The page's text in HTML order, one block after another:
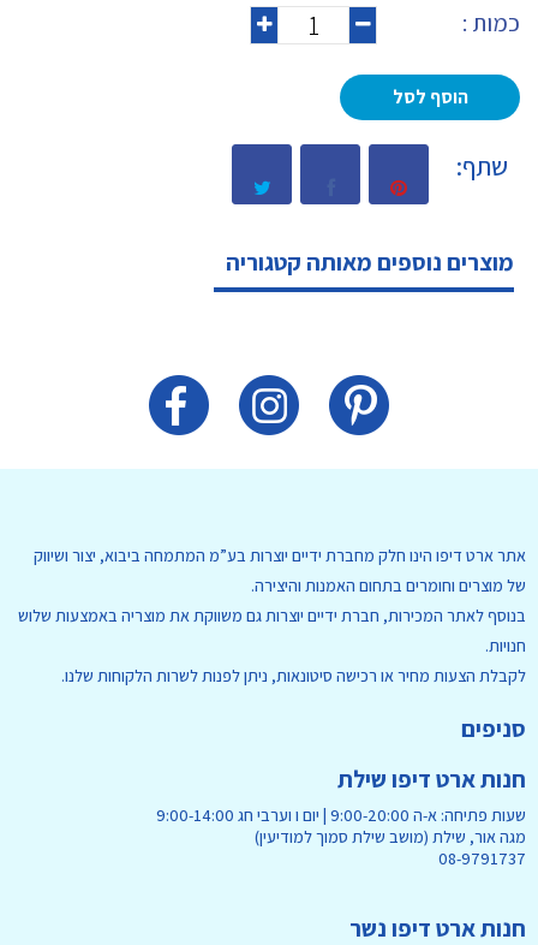
כמות :
הוסף לסל
שתף:
מוצרים נוספים מאותה קטגוריה
אתר ארט דיפו הינו חלק מחברת ידיים יוצרות בע”מ המתמחה ביבוא, יצור ושיווק
של מוצרים וחומרים בתחום האמנות והיצירה.
בנוסף לאתר המכירות, חברת ידיים יוצרות גם משווקת את מוצריה באמצעות שלוש
חנויות.
לקבלת הצעות מחיר או רכישה סיטונאות, ניתן לפנות לשרות הלקוחות שלנו.
סניפים
חנות ארט דיפו שילת
שעות פתיחה: א-ה 9:00-20:00 | יום ו וערבי חג 9:00-14:00
מגה אור, שילת (מושב שילת סמוך למודיעין)
08-9791737
חנות ארט דיפו נשר